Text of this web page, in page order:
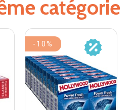
catégorie
-10%